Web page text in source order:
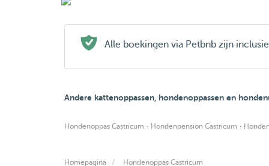
Alle boekingen via Petbnb zijn
Andere kattenoppassen, hondenoppassen en
Hondenoppas Castricum · Hondenpension Castricum ·
Homepagina Hondenoppas Castricum